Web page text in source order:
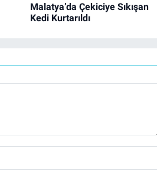
Malatya’da Çekiciye Sıkışan
Kedi Kurtarıldı